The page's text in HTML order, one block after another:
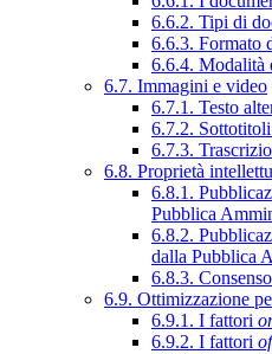
6.6.2. Tipi di
6.6.3. Formato
6.6.4. Modalità
6.7. Immagini e video
6.7.1. Testo
6.7.2.
6.7.3.
6.8. Proprietà
6.8.1.
Pubblica
6.8.2.
dalla Pubblica
6.8.3.
6.9. Ottimizzazione
6.9.1. I fattori
6.9.2. I fattori